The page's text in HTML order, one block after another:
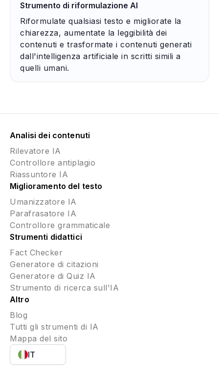
Strumento di riformulazione AI
Riformulate qualsiasi testo e migliorate la
chiarezza, aumentate la leggibilità dei
contenuti e trasformate i contenuti generati
dall'intelligenza artificiale in scritti simili a
quelli umani.
Analisi dei contenuti
Rilevatore IA
Controllore antiplagio
Riassuntore IA
Miglioramento del testo
Umanizzatore IA
Parafrasatore IA
Controllore grammaticale
Strumenti didattici
Fact Checker
Generatore di citazioni
Generatore di Quiz IA
Strumento di ricerca sull'IA
Altro
Blog
Tutti gli strumenti di IA
Mappa del sito
IT